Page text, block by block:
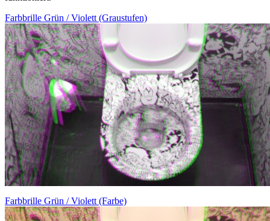
Farbbrille Grün / Violett (Graustufen)
Farbbrille Grün / Violett (Farbe)